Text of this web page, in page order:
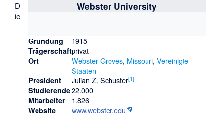
Webster University
Gründung 1915
Trägerschaftprivat
Ort Webster Groves, Missouri, Vereinigte
Staaten
President Julian Z. Schuster[1]
Studierende22.000
Mitarbeiter 1.826
Website www.webster.edu
D
ie